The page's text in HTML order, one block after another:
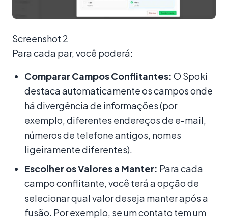
Screenshot 2
Para cada par, você poderá:
Comparar Campos Conflitantes: O Spoki
destaca automaticamente os campos onde
há divergência de informações (por
exemplo, diferentes endereços de e-mail,
números de telefone antigos, nomes
ligeiramente diferentes).
Escolher os Valores a Manter: Para cada
campo conflitante, você terá a opção de
selecionar qual valor deseja manter após a
fusão. Por exemplo, se um contato tem um